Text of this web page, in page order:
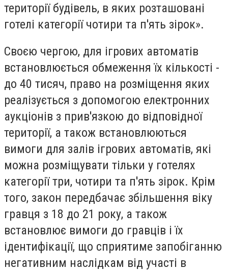
території будівель, в яких розташовані
готелі категорії чотири та п'ять зірок».
Своєю чергою, для ігрових автоматів
встановлюється обмеження їх кількості -
до 40 тисяч, право на розміщення яких
реалізується з допомогою електронних
аукціонів з прив'язкою до відповідної
території, а також встановлюються
вимоги для залів ігрових автоматів, які
можна розміщувати тільки у готелях
категорії три, чотири та п'ять зірок. Крім
того, закон передбачає збільшення віку
гравця з 18 до 21 року, а також
встановлює вимоги до гравців і їх
ідентифікації, що сприятиме запобіганню
негативним наслідкам від участі в